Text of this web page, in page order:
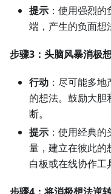
提示 ：使用强烈
端，产生的负面想
步骤3：头脑风暴消极想
行动 ：尽可能多
的想法。鼓励大胆
断。
提示 ：使用经典
量，建立在彼此的
白板或在线协作工